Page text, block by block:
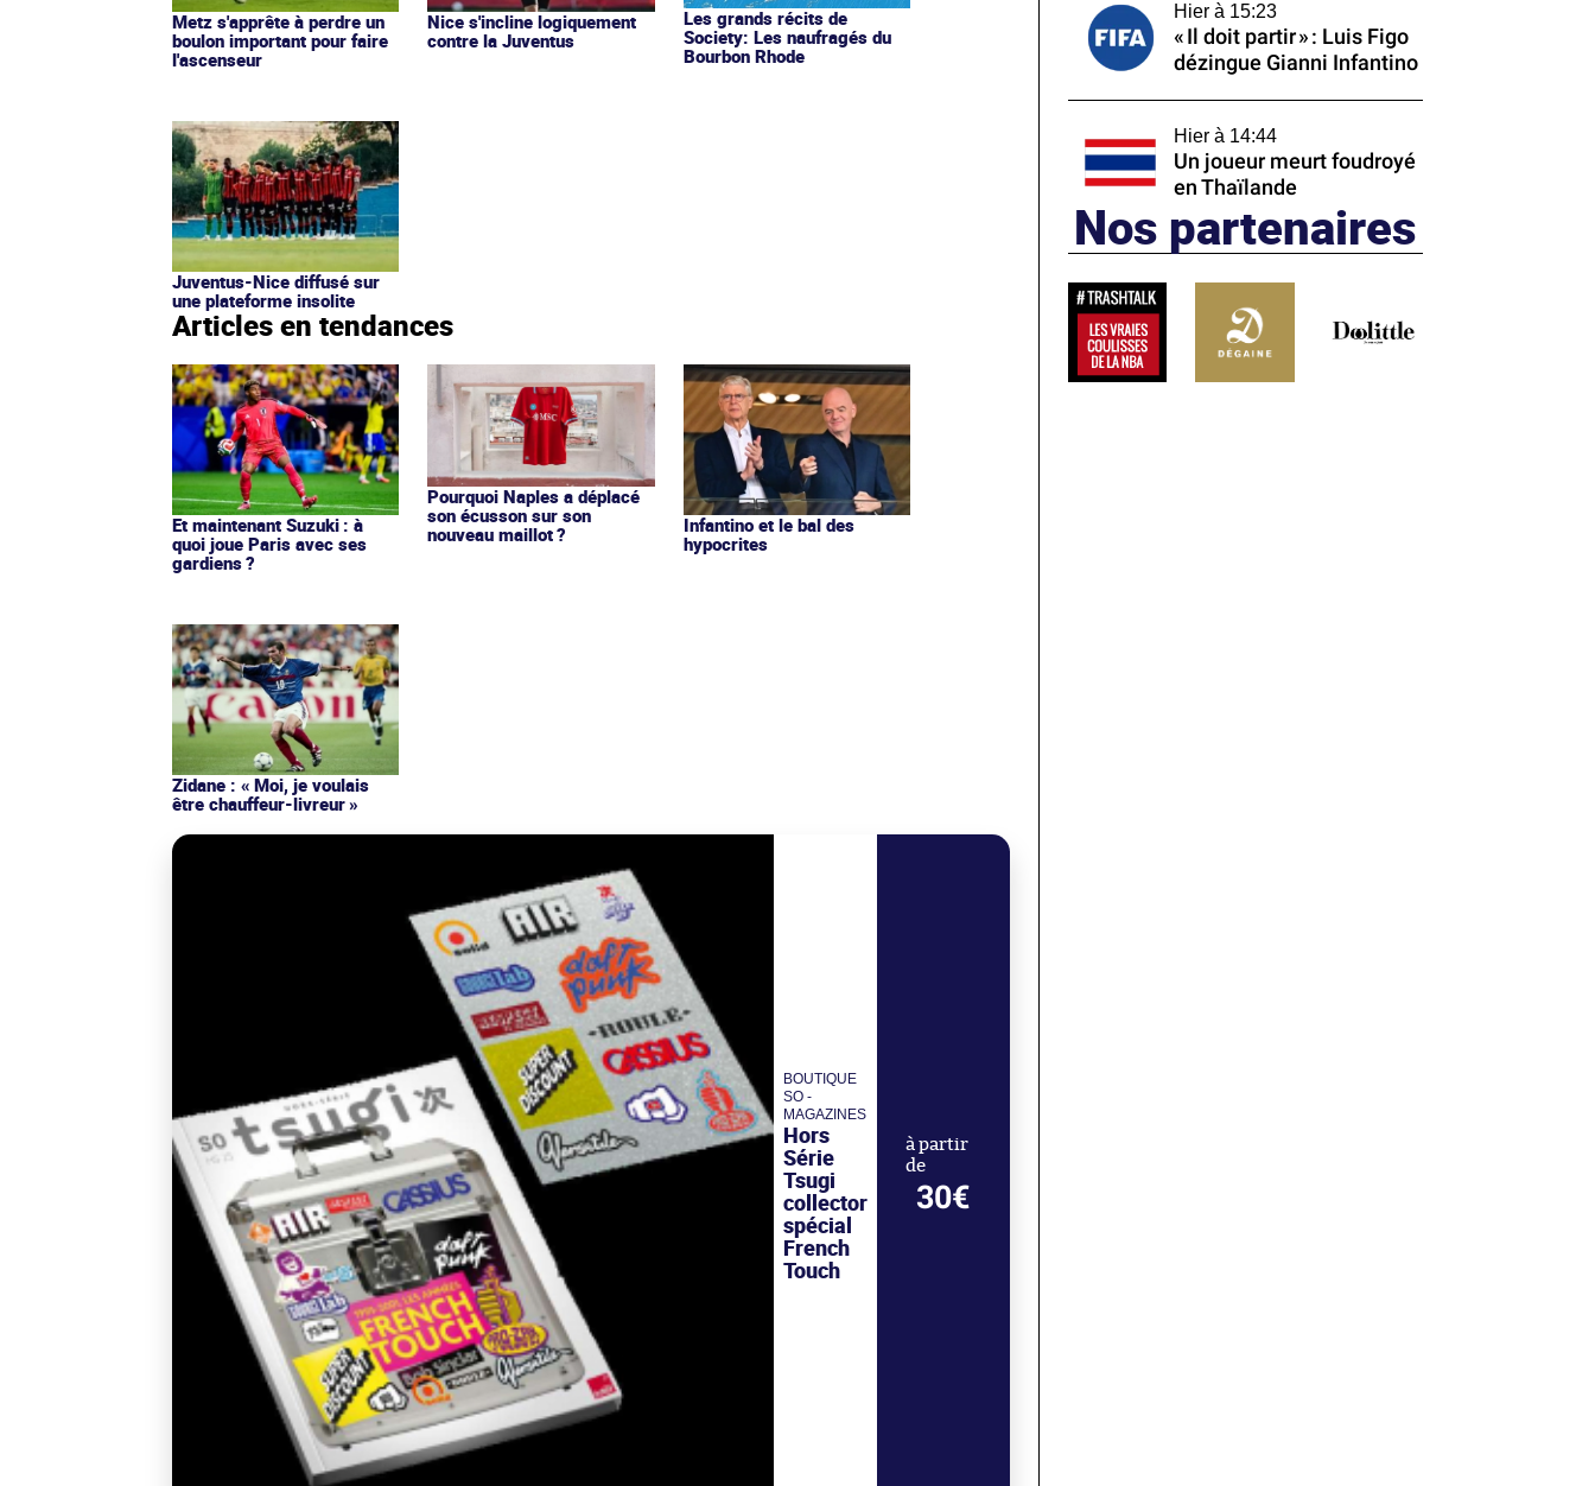
Metz s'apprête à perdre un
boulon important pour faire
l'ascenseur
Nice s'incline logiquement
contre la Juventus
Les grands récits de
Society: Les naufragés du
Bourbon Rhode
Juventus-Nice diffusé sur
une plateforme insolite
Articles en tendances
Et maintenant Suzuki : à
quoi joue Paris avec ses
gardiens ?
Pourquoi Naples a déplacé
son écusson sur son
nouveau maillot ?
Infantino et le bal des
hypocrites
Zidane : « Moi, je voulais
être chauffeur-livreur »
BOUTIQUE
SO -
MAGAZINES
Hors
Série
Tsugi
collector
spécial
French
Touch
à partir
de
30€
Hier à 15:23
« Il doit partir » : Luis Figo
dézingue Gianni Infantino
Hier à 14:44
Un joueur meurt foudroyé
en Thaïlande
Nos partenaires